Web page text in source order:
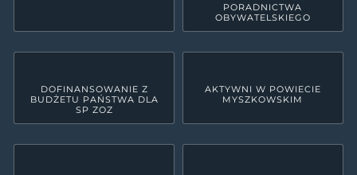
PORADNICTWA
OBYWATELSKIEGO
DOFINANSOWANIE Z
BUDŻETU PAŃSTWA DLA
SP ZOZ
AKTYWNI W POWIECIE
MYSZKOWSKIM